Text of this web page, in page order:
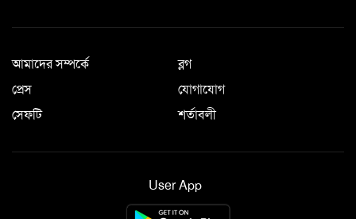
আমাদের সম্পর্কে
ব্লগ
প্রেস
যোগাযোগ
সেফটি
শর্তাবলী
User App